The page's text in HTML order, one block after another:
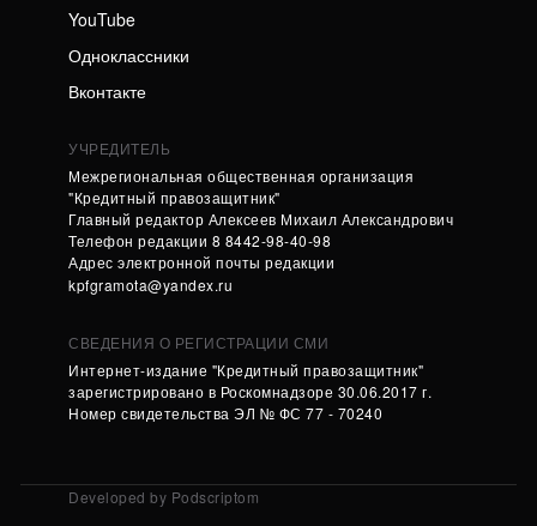
YouTube
Одноклассники
Вконтакте
УЧРЕДИТЕЛЬ
Межрегиональная общественная организация
"Кредитный правозащитник"
Главный редактор Алексеев Михаил Александрович
Телефон редакции 8 8442-98-40-98
Адрес электронной почты редакции
kpfgramota@yandex.ru
СВЕДЕНИЯ О РЕГИСТРАЦИИ СМИ
Интернет-издание "Кредитный правозащитник"
зарегистрировано в Роскомнадзоре 30.06.2017 г.
Номер свидетельства ЭЛ № ФС 77 - 70240
Developed by Podscriptom